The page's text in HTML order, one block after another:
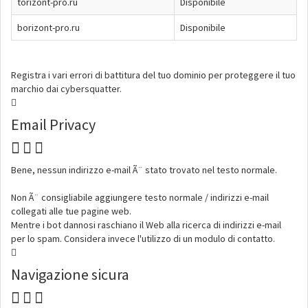
borizont-pro.ru Disponibile
Registra i vari errori di battitura del tuo dominio per proteggere il tuo
marchio dai cybersquatter.
Email Privacy
Bene, nessun indirizzo e-mail Ã¨ stato trovato nel testo normale.
Non Ã¨ consigliabile aggiungere testo normale / indirizzi e-mail
collegati alle tue pagine web.
Mentre i bot dannosi raschiano il Web alla ricerca di indirizzi e-mail
per lo spam. Considera invece l'utilizzo di un modulo di contatto.
Navigazione sicura